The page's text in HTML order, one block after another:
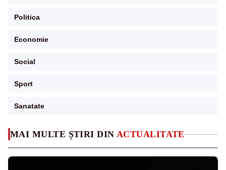
MAI MULTE ȘTIRI DIN ACTUALITATE
Politica
Economie
Social
Sport
Sanatate